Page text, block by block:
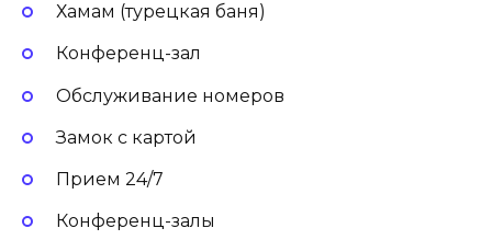
Хамам (турецкая баня)
Конференц-зал
Обслуживание номеров
Замок с картой
Прием 24/7
Конференц-залы